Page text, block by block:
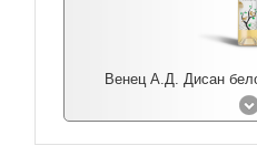
Венец А.Д. Дисан